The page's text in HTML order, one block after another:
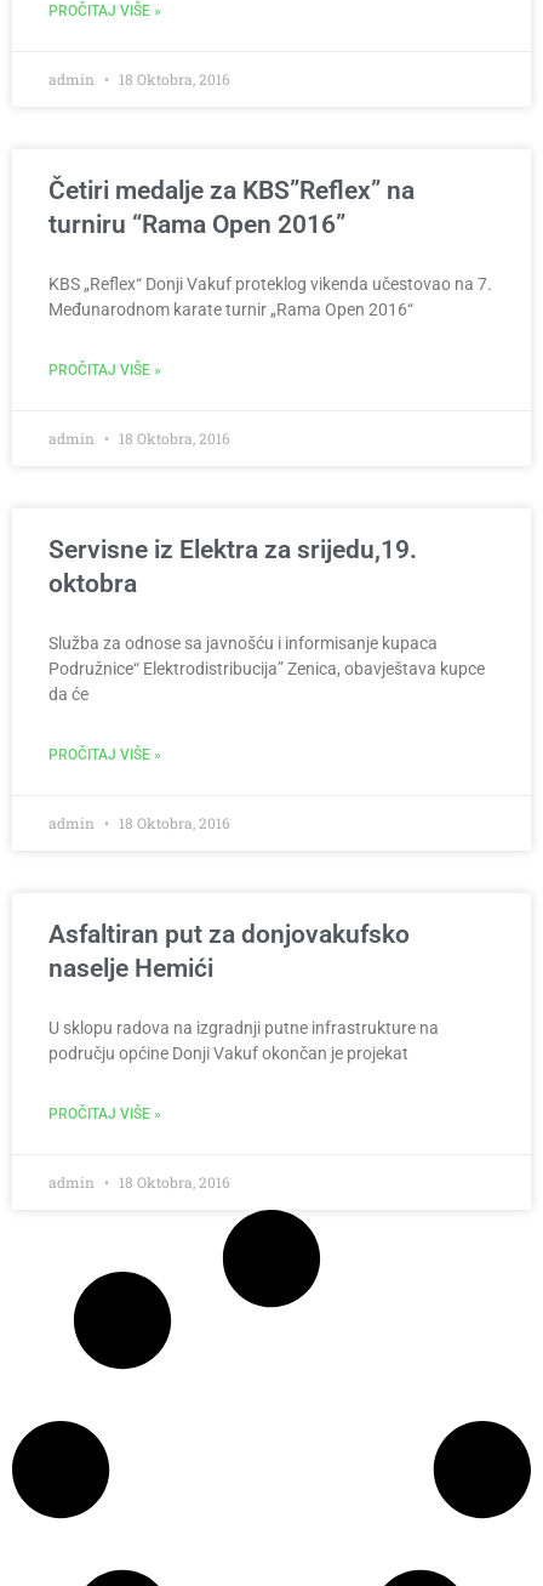
PROČITAJ VIŠE »
admin 18 Oktobra, 2016
Četiri medalje za KBS”Reflex” na
turniru “Rama Open 2016”
KBS „Reflex“ Donji Vakuf proteklog vikenda učestovao na 7.
Međunarodnom karate turnir „Rama Open 2016“
PROČITAJ VIŠE »
admin 18 Oktobra, 2016
Servisne iz Elektra za srijedu,19.
oktobra
Služba za odnose sa javnošću i informisanje kupaca
Podružnice“ Elektrodistribucija” Zenica, obavještava kupce
da će
PROČITAJ VIŠE »
admin 18 Oktobra, 2016
Asfaltiran put za donjovakufsko
naselje Hemići
U sklopu radova na izgradnji putne infrastrukture na
području općine Donji Vakuf okončan je projekat
PROČITAJ VIŠE »
admin 18 Oktobra, 2016